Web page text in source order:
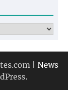
| News
.